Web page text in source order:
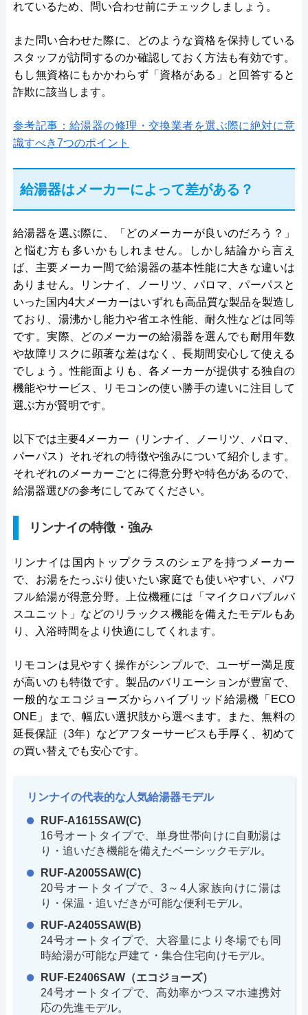
れているため、問い合わせ前にチェックしましょう。
また問い合わせた際に、どのような資格を保持している
スタッフが訪問するのか確認しておく方法も有効です。
もし無資格にもかかわらず「資格がある」と回答すると
詐欺に該当します。
参考記事：給湯器の修理・交換業者を選ぶ際に絶対に意
識すべき7つのポイント
給湯器はメーカーによって差がある？
給湯器を選ぶ際に、「どのメーカーが良いのだろう？」
と悩む方も多いかもしれません。しかし結論から言え
ば、主要メーカー間で給湯器の基本性能に大きな違いは
ありません。リンナイ、ノーリツ、パロマ、パーパスと
いった国内4大メーカーはいずれも高品質な製品を製造し
ており、湯沸かし能力や省エネ性能、耐久性などは同等
です。実際、どのメーカーの給湯器を選んでも耐用年数
や故障リスクに顕著な差はなく、長期間安心して使える
でしょう。性能面よりも、各メーカーが提供する独自の
機能やサービス、リモコンの使い勝手の違いに注目して
選ぶ方が賢明です。
以下では主要4メーカー（リンナイ、ノーリツ、パロマ、
パーパス）それぞれの特徴や強みについて紹介します。
それぞれのメーカーごとに得意分野や特色があるので、
給湯器選びの参考にしてみてください。
リンナイの特徴・強み
リンナイは国内トップクラスのシェアを持つメーカー
で、お湯をたっぷり使いたい家庭でも使いやすい、パワ
フル給湯が得意分野。上位機種には「マイクロバブルバ
スユニット」などのリラックス機能を備えたモデルもあ
り、入浴時間をより快適にしてくれます。
リモコンは見やすく操作がシンプルで、ユーザー満足度
が高いのも特徴です。製品のバリエーションが豊富で、
一般的なエコジョーズからハイブリッド給湯機「ECO
ONE」まで、幅広い選択肢から選べます。また、無料の
延長保証（3年）などアフターサービスも手厚く、初めて
の買い替えでも安心です。
リンナイの代表的な人気給湯器モデル
RUF-A1615SAW(C)
16号オートタイプで、単身世帯向けに自動湯は
り・追いだき機能を備えたベーシックモデル。
RUF-A2005SAW(C)
20号オートタイプで、3～4人家族向けに湯は
り・保温・追いだきが可能な便利モデル。
RUF-A2405SAW(B)
24号オートタイプで、大容量により冬場でも同
時給湯が可能な戸建て・集合住宅向けモデル。
RUF-E2406SAW（エコジョーズ）
24号オートタイプで、高効率かつスマホ連携対
応の先進モデル。